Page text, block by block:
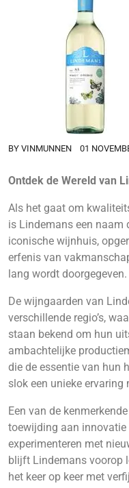
BY VINMUNNEN 01
Ontdek de Wereld van
Als het gaat om
is Lindemans een naam
iconische wijnhuis,
erfenis van
lang wordt doorgegeven.
De wijngaarden van
verschillende regio’s,
staan bekend om hun
ambachtelijke
die de essentie van hun
slok een unieke ervaring
Een van de
toewijding aan
experimenteren met
blijft Lindemans voorop
het keer op keer met